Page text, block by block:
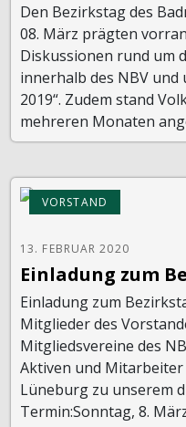
Den Bezirkstag des
08. März prägten
Diskussionen rund um
innerhalb des NBV
2019“. Zudem stand
mehreren Monaten
VORSTAND
13. FEBRUAR 2020
Einladung zum
Einladung zum
Mitglieder des
Mitgliedsvereine des
Aktiven und
Lüneburg zu unserem
Termin:Sonntag, 8.